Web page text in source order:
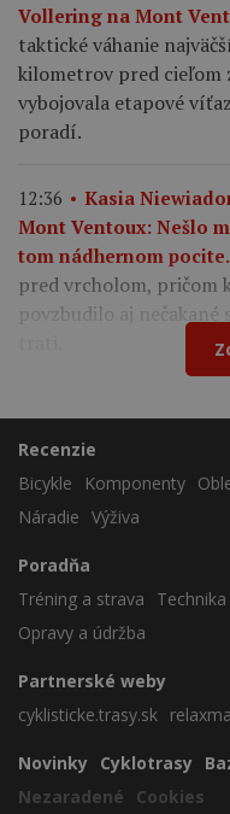
Vollering na Mont
taktické váhanie
kilometrov pred cieľom
vybojovala etapové
poradí.
12:36
Kasia
Mont Ventoux: Nešlo
tom nádhernom pocite.
pred vrcholom, pričom
povzbudilo aj
Recenzie
Bicykle
Komponenty
Náradie Výživa
Poradňa
Tréning a strava
Opravy a údržba
Partnerské weby
cyklisticke.trasy.sk
Novinky Cyklotrasy
Nezaradené
Cookies